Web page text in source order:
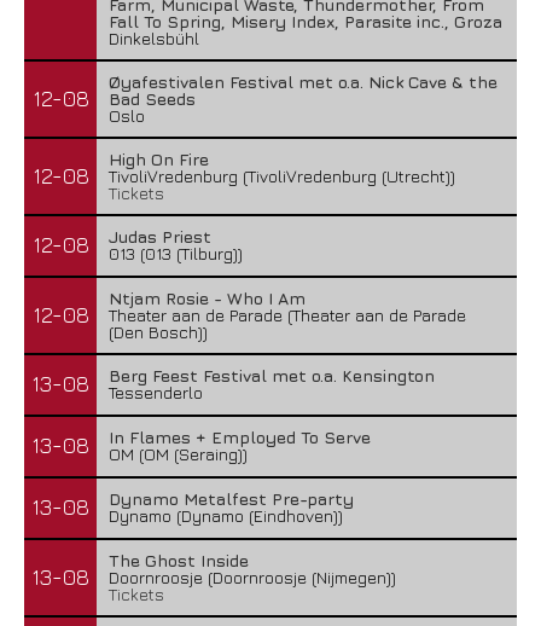
Farm, Municipal Waste, Thundermother, From
Fall To Spring, Misery Index, Parasite inc., Groza
Dinkelsbühl
12-08
Øyafestivalen Festival met o.a. Nick Cave & the
Bad Seeds
Oslo
12-08
High On Fire
TivoliVredenburg (TivoliVredenburg (Utrecht))
Tickets
12-08
Judas Priest
013 (013 (Tilburg))
12-08
Ntjam Rosie - Who I Am
Theater aan de Parade (Theater aan de Parade
(Den Bosch))
13-08
Berg Feest Festival met o.a. Kensington
Tessenderlo
13-08
In Flames + Employed To Serve
OM (OM (Seraing))
13-08
Dynamo Metalfest Pre-party
Dynamo (Dynamo (Eindhoven))
13-08
The Ghost Inside
Doornroosje (Doornroosje (Nijmegen))
Tickets